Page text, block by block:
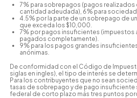
7% para sobrepagos (pagos realizados
cantidad adeudada), 6% para
4.5% por la parte de un sobrepago de
que exceda los $10,000.
7% por pagos insuficientes (impuestos
pagados completamente).
9% para los pagos grandes
anónimas.
De conformidad con el Código de
siglas en ingles), el tipo de interés se
Para los contribuyentes que no sean
tasas de sobrepago y de pago insuficiente
federal de corto plazo más tres puntos